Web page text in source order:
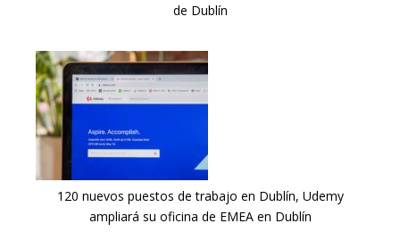
de Dublín
120 nuevos puestos de trabajo en Dublín, Udemy
ampliará su oficina de EMEA en Dublín